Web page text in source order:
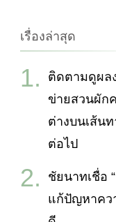
เรื่องล่าสุด
ติดตามดูผล
ข่ายสวนผัก
ต่างบนเส้น
ต่อไป
ชัยนาทเชื่อ
แก้ปัญหาคว